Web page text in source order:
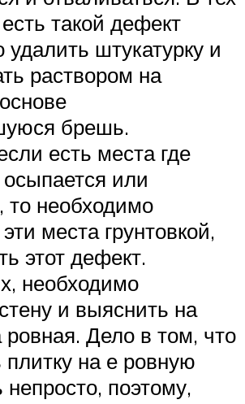
такой дефект
штукатурку и
раствором на
брешь.
есть места где
или
необходимо
места грунтовкой,
этот дефект.
необходимо
и выяснить на
ровная. Дело в том, что
на е ровную
непросто, поэтому,